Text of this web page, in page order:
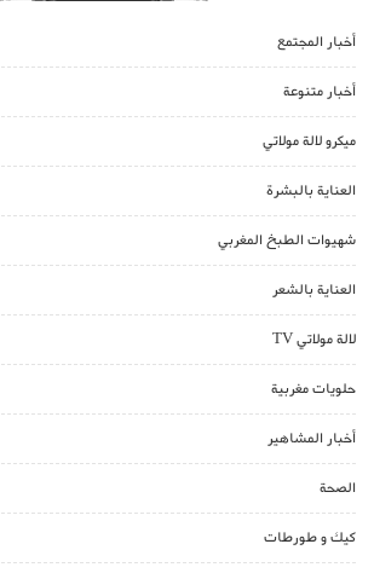
أخبار المجتمع
أخبار متنوعة
ميكرو لالة مولاتي
العناية بالبشرة
شهيوات الطبخ المغربي
العناية بالشعر
لالة مولاتي TV
حلويات مغربية
أخبار المشاهير
الصحة
كيك و طورطات